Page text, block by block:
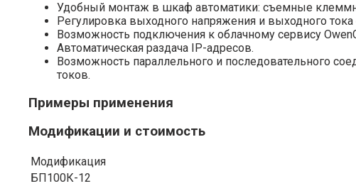
Удобный монтаж в шкаф автоматики: съемные
Регулировка выходного напряжения и выходного
Возможность подключения к облачному сервису
Автоматическая раздача IP-адресов.
Возможность параллельного и последовательного
токов.
Примеры применения
Модификации и стоимость
Модификация
БП100К-12